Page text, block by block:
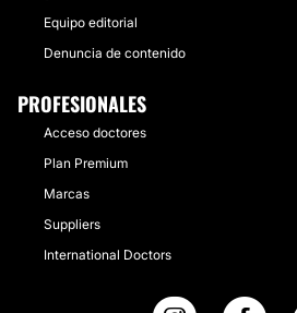
Equipo editorial
Denuncia de contenido
PROFESIONALES
Acceso doctores
Plan Premium
Marcas
Suppliers
International Doctors